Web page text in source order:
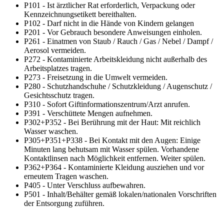
P101 - Ist ärztlicher Rat erforderlich, Verpackung oder
Kennzeichnungsetikett bereithalten.
P102 - Darf nicht in die Hände von Kindern gelangen
P201 - Vor Gebrauch besondere Anweisungen einholen.
P261 - Einatmen von Staub / Rauch / Gas / Nebel / Dampf /
Aerosol vermeiden.
P272 - Kontaminierte Arbeitskleidung nicht außerhalb des
Arbeitsplatzes tragen.
P273 - Freisetzung in die Umwelt vermeiden.
P280 - Schutzhandschuhe / Schutzkleidung / Augenschutz /
Gesichtsschutz tragen.
P310 - Sofort Giftinformationszentrum/Arzt anrufen.
P391 - Verschüttete Mengen aufnehmen.
P302+P352 - Bei Berührung mit der Haut: Mit reichlich
Wasser waschen.
P305+P351+P338 - Bei Kontakt mit den Augen: Einige
Minuten lang behutsam mit Wasser spülen. Vorhandene
Kontaktlinsen nach Möglichkeit entfernen. Weiter spülen.
P362+P364 - Kontaminierte Kleidung ausziehen und vor
erneutem Tragen waschen.
P405 - Unter Verschluss aufbewahren.
P501 - Inhalt/Behälter gemäß lokalen/nationalen Vorschriften
der Entsorgung zuführen.